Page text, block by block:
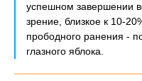
успешном завершении
зрение, близкое к 10-
прободного ранения -
глазного яблока.